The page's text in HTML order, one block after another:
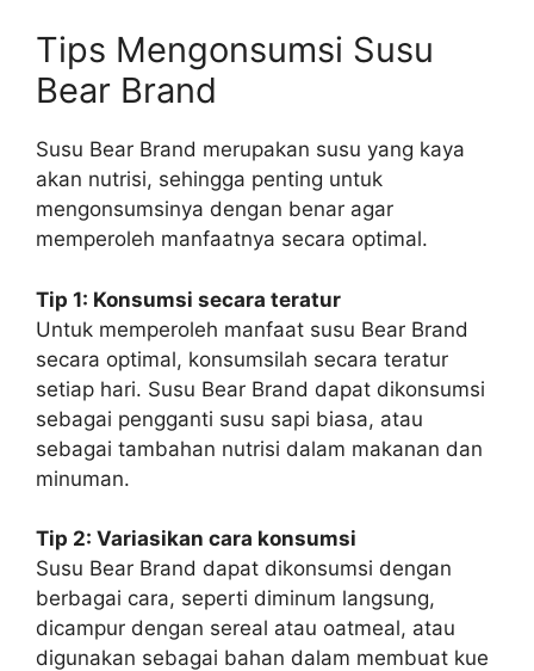
Tips Mengonsumsi Susu
Bear Brand
Susu Bear Brand merupakan susu yang kaya
akan nutrisi, sehingga penting untuk
mengonsumsinya dengan benar agar
memperoleh manfaatnya secara optimal.
Tip 1: Konsumsi secara teratur
Untuk memperoleh manfaat susu Bear Brand
secara optimal, konsumsilah secara teratur
setiap hari. Susu Bear Brand dapat dikonsumsi
sebagai pengganti susu sapi biasa, atau
sebagai tambahan nutrisi dalam makanan dan
minuman.
Tip 2: Variasikan cara konsumsi
Susu Bear Brand dapat dikonsumsi dengan
berbagai cara, seperti diminum langsung,
dicampur dengan sereal atau oatmeal, atau
digunakan sebagai bahan dalam membuat kue